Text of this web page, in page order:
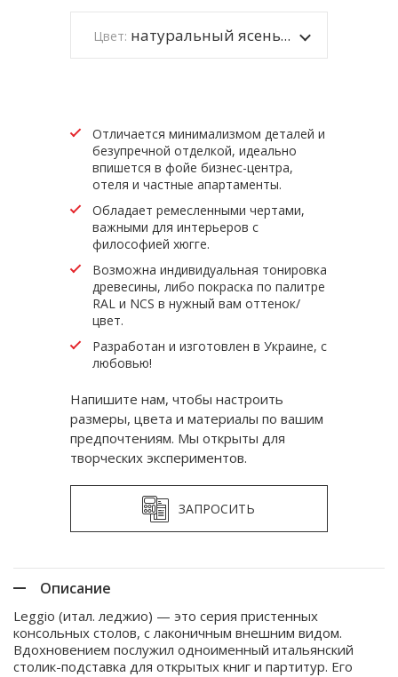
Цвет: натуральный ясень, черный каркас
Отличается минимализмом деталей и
безупречной отделкой, идеально
впишется в фойе бизнес-центра,
отеля и частные апартаменты.
Обладает ремесленными чертами,
важными для интерьеров с
философией хюгге.
Возможна индивидуальная тонировка
древесины, либо покраска по палитре
RAL и NCS в нужный вам оттенок/
цвет.
Разработан и изготовлен в Украине, с
любовью!
Напишите нам, чтобы настроить
размеры, цвета и материалы по вашим
предпочтениям. Мы открыты для
творческих экспериментов.
ЗАПРОСИТЬ
Описание
Leggio (итал. леджио) — это серия пристенных
консольных столов, с лаконичным внешним видом.
Вдохновением послужил одноименный итальянский
столик-подставка для открытых книг и партитур. Его